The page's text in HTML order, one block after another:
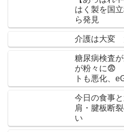
はく製を国
ら発見
介護は大変
糖尿病検査
が粉々に😨
トも悪化、
今日の食事
肩・腱板断
い